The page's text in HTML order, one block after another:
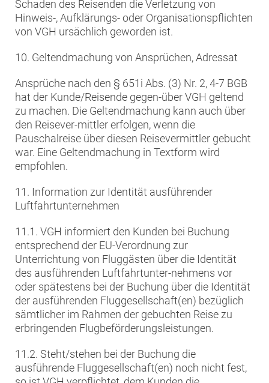
Schaden des Reisenden die Verletzung von
Hinweis-, Aufklärungs- oder Organisationspflichten
von VGH ursächlich geworden ist.
10. Geltendmachung von Ansprüchen, Adressat
Ansprüche nach den § 651i Abs. (3) Nr. 2, 4-7 BGB
hat der Kunde/Reisende gegen-über VGH geltend
zu machen. Die Geltendmachung kann auch über
den Reisever-mittler erfolgen, wenn die
Pauschalreise über diesen Reisevermittler gebucht
war. Eine Geltendmachung in Textform wird
empfohlen.
11. Information zur Identität ausführender
Luftfahrtunternehmen
11.1. VGH informiert den Kunden bei Buchung
entsprechend der EU-Verordnung zur
Unterrichtung von Fluggästen über die Identität
des ausführenden Luftfahrtunter-nehmens vor
oder spätestens bei der Buchung über die Identität
der ausführenden Fluggesellschaft(en) bezüglich
sämtlicher im Rahmen der gebuchten Reise zu
erbringenden Flugbeförderungsleistungen.
11.2. Steht/stehen bei der Buchung die
ausführende Fluggesellschaft(en) noch nicht fest,